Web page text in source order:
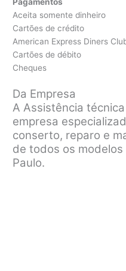
Pagamentos
Aceita somente dinheiro
Cartões de crédito
American Express Diners
Cartões de débito
Cheques
Da Empresa
A Assistência
empresa
conserto, reparo e
de todos os modelos
Paulo.